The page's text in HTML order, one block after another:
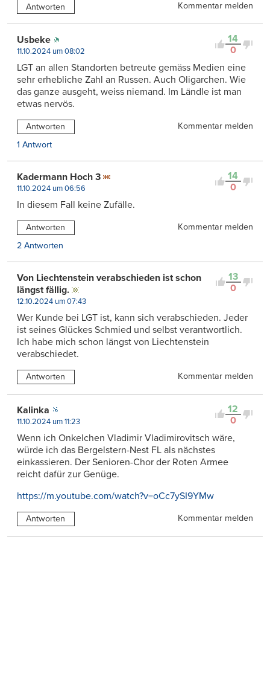
Antworten Kommentar melden
14
0
Usbeke
11.10.2024 um 08:02
LGT an allen Standorten betreute gemäss Medien eine
sehr erhebliche Zahl an Russen. Auch Oligarchen. Wie
das ganze ausgeht, weiss niemand. Im Ländle ist man
etwas nervös.
Antworten
Kommentar melden
1 Antwort
14
0
Kadermann Hoch 3
11.10.2024 um 06:56
In diesem Fall keine Zufälle.
Antworten
Kommentar melden
2 Antworten
13
0
Von Liechtenstein verabschieden ist schon
längst fällig.
12.10.2024 um 07:43
Wer Kunde bei LGT ist, kann sich verabschieden. Jeder
ist seines Glückes Schmied und selbst verantwortlich.
Ich habe mich schon längst von Liechtenstein
verabschiedet.
Antworten Kommentar melden
12
0
Kalinka
11.10.2024 um 11:23
Wenn ich Onkelchen Vladimir Vladimirovitsch wäre,
würde ich das Bergelstern-Nest FL als nächstes
einkassieren. Der Senioren-Chor der Roten Armee
reicht dafür zur Genüge.
https://m.youtube.com/watch?v=oCc7ySI9YMw
Antworten Kommentar melden